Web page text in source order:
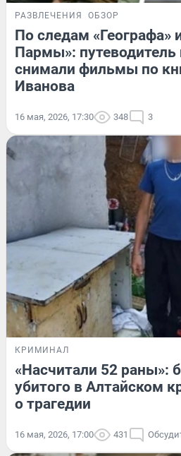
РАЗВЛЕЧЕНИЯ ОБЗОР
По следам «Географа»
Пармы»: путеводитель
снимали фильмы по
Иванова
16 мая, 2026, 17:30 348 3
КРИМИНАЛ
«Насчитали 52 раны»:
убитого в Алтайском
о трагедии
16 мая, 2026, 17:00 431